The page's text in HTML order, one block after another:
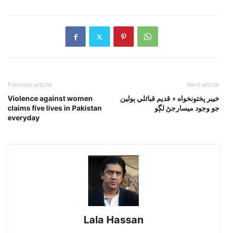
Previous article
Violence against women
claims five lives in Pakistan
everyday
Next article
خيبر پختونخواه ۾ قديم قبائلي ٻولين
جو وجود ميسارجڻ لڳو
Lala Hassan